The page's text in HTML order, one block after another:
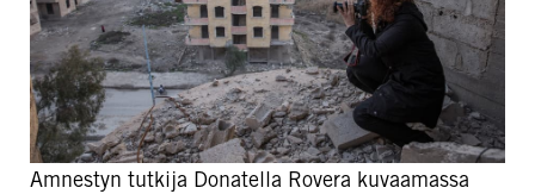
Amnestyn tutkija Donatella Rovera kuvaamassa